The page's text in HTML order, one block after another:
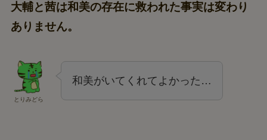
大輔と茜は和美の存在に救われた事実は変わり
ありません。
とりみどら
和美がいてくれてよかった…